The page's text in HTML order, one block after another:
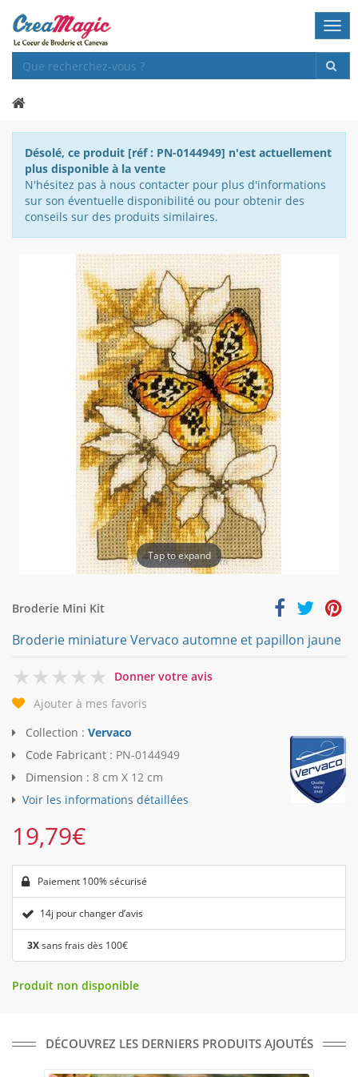
Désolé, ce produit [réf : PN-0144949] n'est actuellement
plus disponible à la vente
N'hésitez pas à nous contacter pour plus d'informations
sur son éventuelle disponibilité ou pour obtenir des
conseils sur des produits similaires.
Tap to expand
Broderie Mini Kit
Broderie miniature Vervaco automne et papillon jaune
0
Donner votre avis
Ajouter à mes favoris
Collection : Vervaco
Code Fabricant : PN-0144949
Dimension : 8 cm X 12 cm
Voir les informations détaillées
19,79€
Paiement 100% sécurisé
14j pour changer d’avis
3Xsans frais dès 100€
Produit non disponible
DÉCOUVREZ LES DERNIERS PRODUITS AJOUTÉS